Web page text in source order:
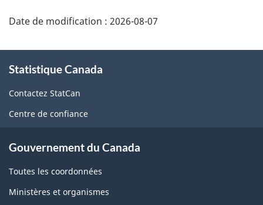
Date de modification : 2026-08-07
propos
de
ce
Statistique Canada
Contactez StatCan
Centre de confiance
Gouvernement du Canada
Toutes les coordonnées
Ministères et organismes